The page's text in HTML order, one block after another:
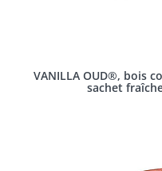
VANILLA OUD®, bois
sachet